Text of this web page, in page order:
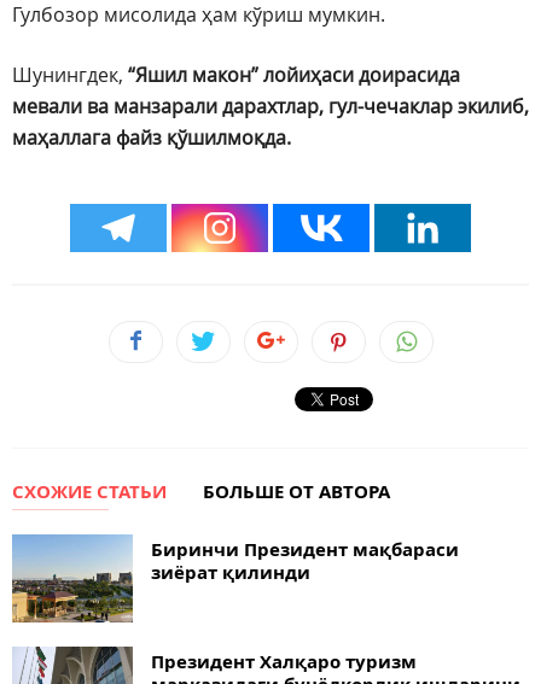
Гулбозор мисолида ҳам кўриш мумкин.
Шунингдек, “Яшил макон” лойиҳаси доирасида
мевали ва манзарали дарахтлар, гул-чечаклар экилиб,
маҳаллага файз қўшилмоқда.
СХОЖИЕ СТАТЬИ БОЛЬШЕ ОТ АВТОРА
Биринчи Президент мақбараси
зиёрат қилинди
Президент Халқаро туризм